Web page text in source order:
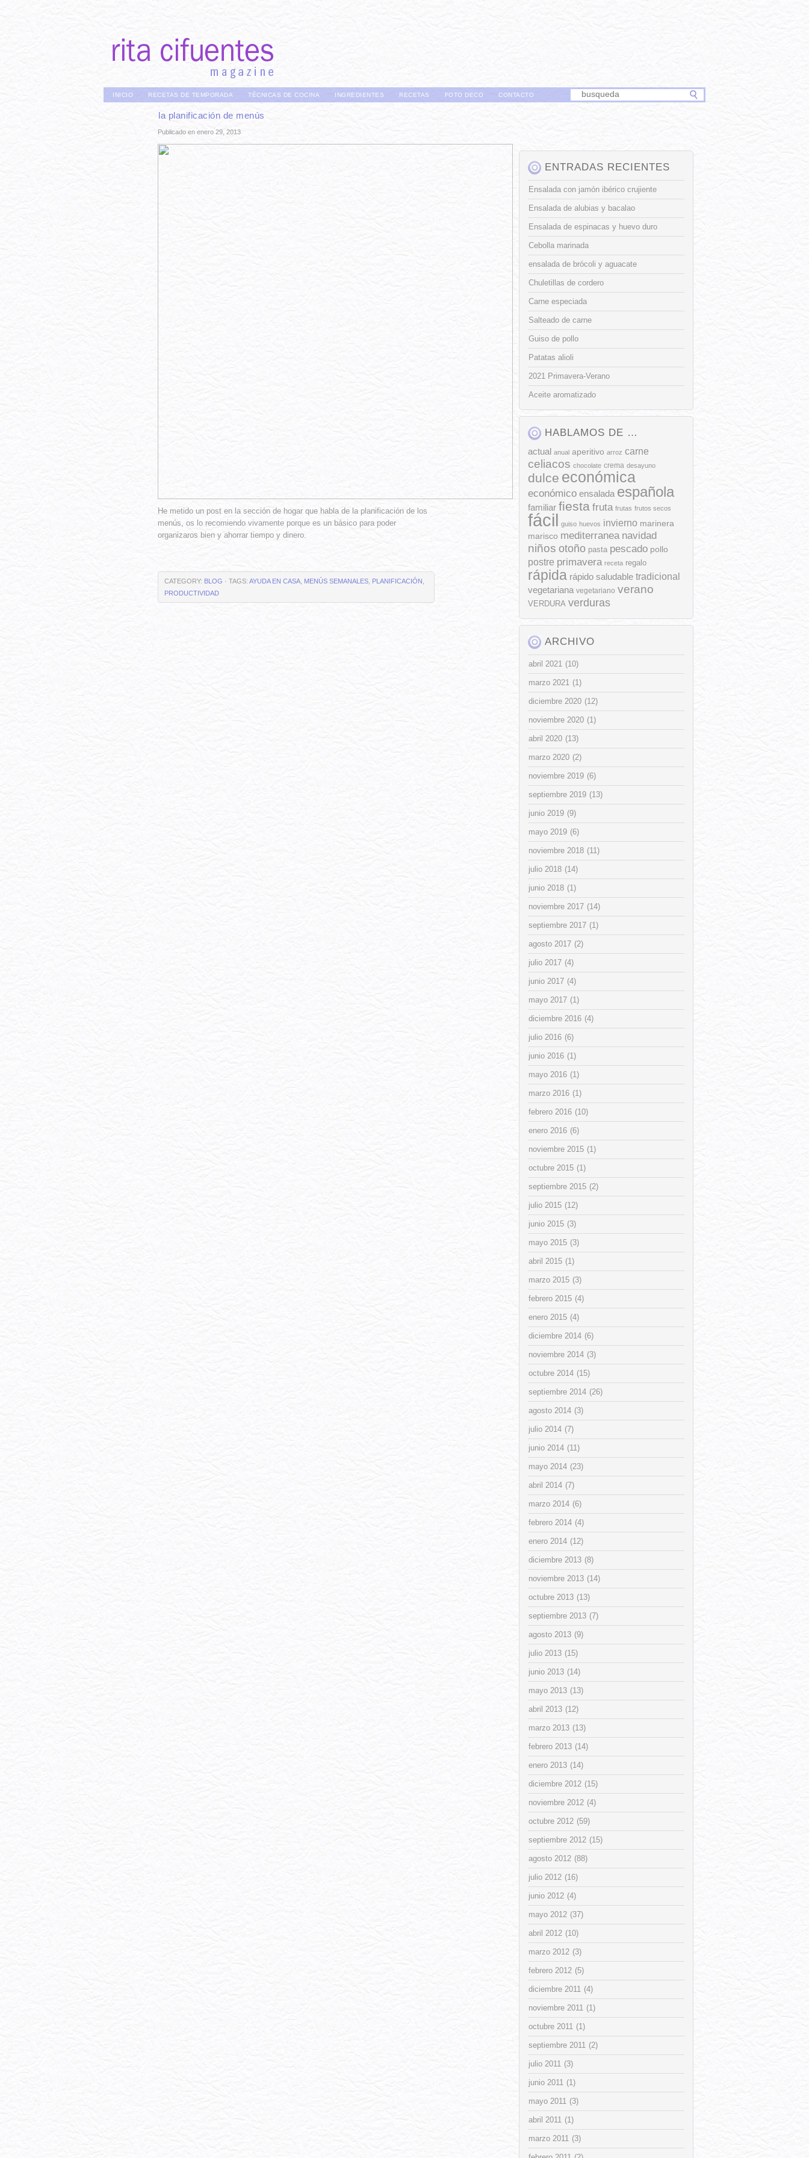
INICIO RECETAS DE TEMPORADA TÉCNICAS DE COCINA INGREDIENTES RECETAS FOTO DECO CONTACTO
la planificación de menús
Publicado en enero 29, 2013
He metido un post en la sección de hogar que habla de la planificación de los
menús, os lo recomiendo vivamente porque es un básico para poder
organizaros bien y ahorrar tiempo y dinero.
CATEGORY: BLOG · TAGS: AYUDA EN CASA MENÚS SEMANALES PLANIFICACIÓN
PRODUCTIVIDAD
ENTRADAS RECIENTES
Ensalada con jamón ibérico crujiente
Ensalada de alubias y bacalao
Ensalada de espinacas y huevo duro
Cebolla marinada
ensalada de brócoli y aguacate
Chuletillas de cordero
Carne especiada
Salteado de carne
Guiso de pollo
Patatas alioli
2021 Primavera-Verano
Aceite aromatizado
HABLAMOS DE …
actual anual aperitivo arroz carne
celiacos chocolate crema desayuno
dulce económica
económico ensalada española
familiar fiesta fruta frutas frutos secos
fácil guiso huevos invierno marinera
marisco mediterranea navidad
niños otoño pasta pescado pollo
postre primavera receta regalo
rápida rápido saludable tradicional
vegetariana vegetariano verano
VERDURA verduras
ARCHIVO
abril 2021 (10)
marzo 2021 (1)
diciembre 2020 (12)
noviembre 2020 (1)
abril 2020 (13)
marzo 2020 (2)
noviembre 2019 (6)
septiembre 2019 (13)
junio 2019 (9)
mayo 2019 (6)
noviembre 2018 (11)
julio 2018 (14)
junio 2018 (1)
noviembre 2017 (14)
septiembre 2017 (1)
agosto 2017 (2)
julio 2017 (4)
junio 2017 (4)
mayo 2017 (1)
diciembre 2016 (4)
julio 2016 (6)
junio 2016 (1)
mayo 2016 (1)
marzo 2016 (1)
febrero 2016 (10)
enero 2016 (6)
noviembre 2015 (1)
octubre 2015 (1)
septiembre 2015 (2)
julio 2015 (12)
junio 2015 (3)
mayo 2015 (3)
abril 2015 (1)
marzo 2015 (3)
febrero 2015 (4)
enero 2015 (4)
diciembre 2014 (6)
noviembre 2014 (3)
octubre 2014 (15)
septiembre 2014 (26)
agosto 2014 (3)
julio 2014 (7)
junio 2014 (11)
mayo 2014 (23)
abril 2014 (7)
marzo 2014 (6)
febrero 2014 (4)
enero 2014 (12)
diciembre 2013 (8)
noviembre 2013 (14)
octubre 2013 (13)
septiembre 2013 (7)
agosto 2013 (9)
julio 2013 (15)
junio 2013 (14)
mayo 2013 (13)
abril 2013 (12)
marzo 2013 (13)
febrero 2013 (14)
enero 2013 (14)
diciembre 2012 (15)
noviembre 2012 (4)
octubre 2012 (59)
septiembre 2012 (15)
agosto 2012 (88)
julio 2012 (16)
junio 2012 (4)
mayo 2012 (37)
abril 2012 (10)
marzo 2012 (3)
febrero 2012 (5)
diciembre 2011 (4)
noviembre 2011 (1)
octubre 2011 (1)
septiembre 2011 (2)
julio 2011 (3)
junio 2011 (1)
mayo 2011 (3)
abril 2011 (1)
marzo 2011 (3)